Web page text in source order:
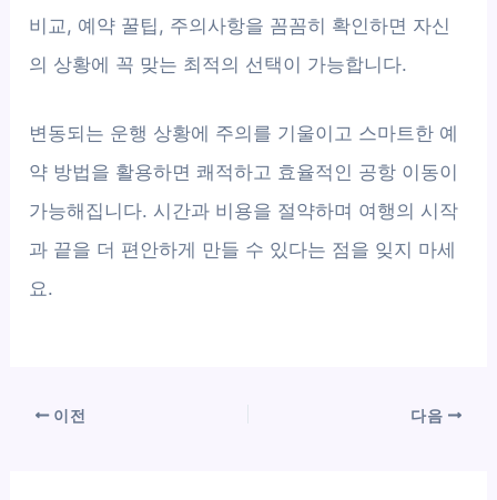
비교, 예약 꿀팁, 주의사항을 꼼꼼히 확인하면 자신
의 상황에 꼭 맞는 최적의 선택이 가능합니다.
변동되는 운행 상황에 주의를 기울이고 스마트한 예
약 방법을 활용하면 쾌적하고 효율적인 공항 이동이
가능해집니다. 시간과 비용을 절약하며 여행의 시작
과 끝을 더 편안하게 만들 수 있다는 점을 잊지 마세
요.
이전 다음